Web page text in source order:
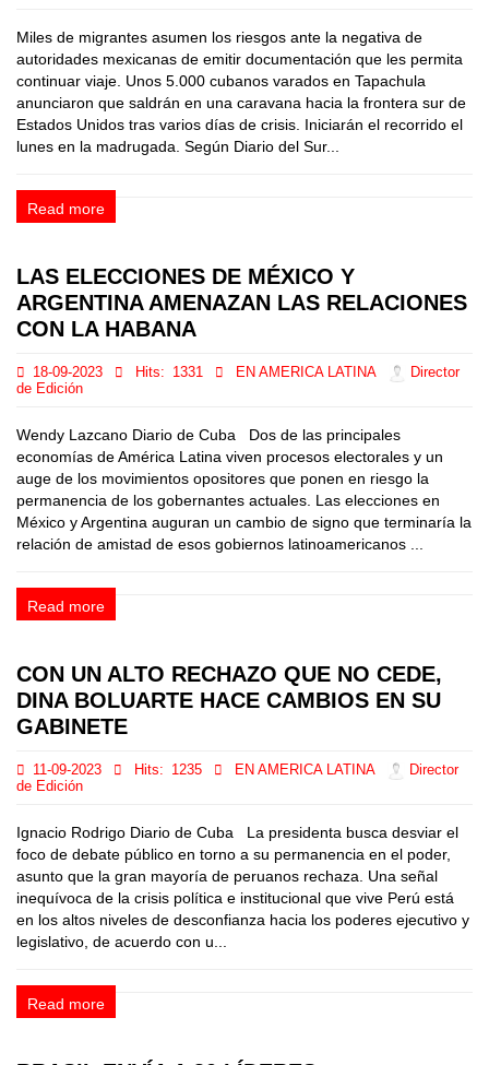
Miles de migrantes asumen los riesgos ante la negativa de
autoridades mexicanas de emitir documentación que les permita
continuar viaje. Unos 5.000 cubanos varados en Tapachula
anunciaron que saldrán en una caravana hacia la frontera sur de
Estados Unidos tras varios días de crisis. Iniciarán el recorrido el
lunes en la madrugada. Según Diario del Sur...
Read more
LAS ELECCIONES DE MÉXICO Y
ARGENTINA AMENAZAN LAS RELACIONES
CON LA HABANA
18-09-2023 Hits: 1331 EN AMERICA LATINA
Director
de Edición
Wendy Lazcano Diario de Cuba Dos de las principales
economías de América Latina viven procesos electorales y un
auge de los movimientos opositores que ponen en riesgo la
permanencia de los gobernantes actuales. Las elecciones en
México y Argentina auguran un cambio de signo que terminaría la
relación de amistad de esos gobiernos latinoamericanos ...
Read more
CON UN ALTO RECHAZO QUE NO CEDE,
DINA BOLUARTE HACE CAMBIOS EN SU
GABINETE
11-09-2023 Hits: 1235 EN AMERICA LATINA
Director
de Edición
Ignacio Rodrigo Diario de Cuba La presidenta busca desviar el
foco de debate público en torno a su permanencia en el poder,
asunto que la gran mayoría de peruanos rechaza. Una señal
inequívoca de la crisis política e institucional que vive Perú está
en los altos niveles de desconfianza hacia los poderes ejecutivo y
legislativo, de acuerdo con u...
Read more